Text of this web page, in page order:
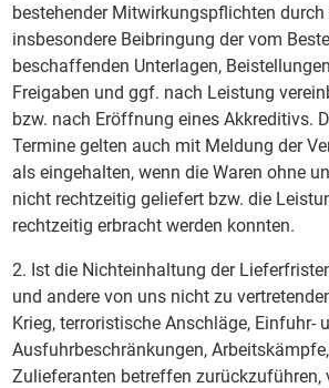
bestehender Mitwirkungspflichten durch
insbesondere Beibringung der vom
beschaffenden Unterlagen,
Freigaben und ggf. nach Leistung
bzw. nach Eröffnung eines Akkreditivs.
Termine gelten auch mit Meldung der
als eingehalten, wenn die Waren ohne
nicht rechtzeitig geliefert bzw. die
rechtzeitig erbracht werden konnten.
2. Ist die Nichteinhaltung der
und andere von uns nicht zu
Krieg, terroristische Anschläge, Einfuhr-
Ausfuhrbeschränkungen,
Zulieferanten betreffen zurückzuführen,